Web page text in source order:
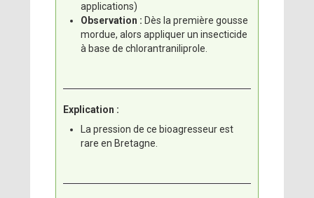
applications)
Observation : Dès la première gousse
mordue, alors appliquer un insecticide
à base de chlorantraniliprole.
Explication :
La pression de ce bioagresseur est
rare en Bretagne.